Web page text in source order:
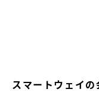
スマートウェイ